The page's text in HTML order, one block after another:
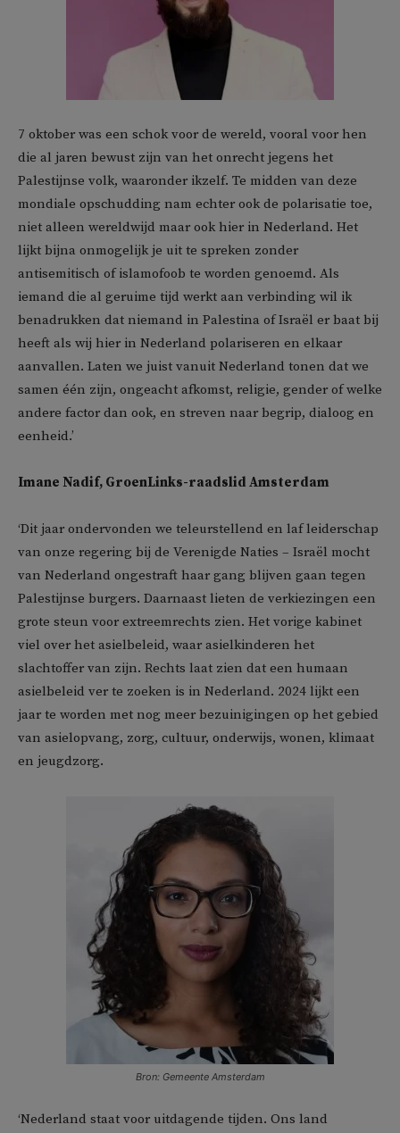
7 oktober was een schok voor de wereld, vooral voor hen
die al jaren bewust zijn van het onrecht jegens het
Palestijnse volk, waaronder ikzelf. Te midden van deze
mondiale opschudding nam echter ook de polarisatie toe,
niet alleen wereldwijd maar ook hier in Nederland. Het
lijkt bijna onmogelijk je uit te spreken zonder
antisemitisch of islamofoob te worden genoemd. Als
iemand die al geruime tijd werkt aan verbinding wil ik
benadrukken dat niemand in Palestina of Israël er baat bij
heeft als wij hier in Nederland polariseren en elkaar
aanvallen. Laten we juist vanuit Nederland tonen dat we
samen één zijn, ongeacht afkomst, religie, gender of welke
andere factor dan ook, en streven naar begrip, dialoog en
eenheid.’
Imane Nadif, GroenLinks-raadslid Amsterdam
‘Dit jaar ondervonden we teleurstellend en laf leiderschap
van onze regering bij de Verenigde Naties – Israël mocht
van Nederland ongestraft haar gang blijven gaan tegen
Palestijnse burgers. Daarnaast lieten de verkiezingen een
grote steun voor extreemrechts zien. Het vorige kabinet
viel over het asielbeleid, waar asielkinderen het
slachtoffer van zijn. Rechts laat zien dat een humaan
asielbeleid ver te zoeken is in Nederland. 2024 lijkt een
jaar te worden met nog meer bezuinigingen op het gebied
van asielopvang, zorg, cultuur, onderwijs, wonen, klimaat
en jeugdzorg.
Bron: Gemeente Amsterdam
‘Nederland staat voor uitdagende tijden. Ons land